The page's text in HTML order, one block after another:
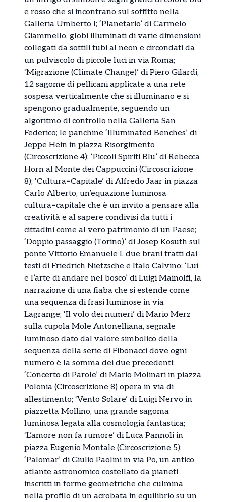
e rosso che si incontrano sul soffitto nella
Galleria Umberto I; ‘Planetario’ di Carmelo
Giammello, globi illuminati di varie dimensioni
collegati da sottili tubi al neon e circondati da
un pulviscolo di piccole luci in via Roma;
‘Migrazione (Climate Change)’ di Piero Gilardi,
12 sagome di pellicani applicate a una rete
sospesa verticalmente che si illuminano e si
spengono gradualmente, seguendo un
algoritmo di controllo nella Galleria San
Federico; le panchine ‘Illuminated Benches’ di
Jeppe Hein in piazza Risorgimento
(Circoscrizione 4); ‘Piccoli Spiriti Blu’ di Rebecca
Horn al Monte dei Cappuccini (Circoscrizione
8); ‘Cultura=Capitale’ di Alfredo Jaar in piazza
Carlo Alberto, un’equazione luminosa
cultura=capitale che è un invito a pensare alla
creatività e al sapere condivisi da tutti i
cittadini come al vero patrimonio di un Paese;
‘Doppio passaggio (Torino)’ di Josep Kosuth sul
ponte Vittorio Emanuele I, due brani tratti dai
testi di Friedrich Nietzsche e Italo Calvino; ‘Luì
e l’arte di andare nel bosco’ di Luigi Mainolfi, la
narrazione di una fiaba che si estende come
una sequenza di frasi luminose in via
Lagrange; ‘Il volo dei numeri’ di Mario Merz
sulla cupola Mole Antonelliana, segnale
luminoso dato dal valore simbolico della
sequenza della serie di Fibonacci dove ogni
numero è la somma dei due precedenti;
‘Concerto di Parole’ di Mario Molinari in piazza
Polonia (Circoscrizione 8) opera in via di
allestimento; ‘Vento Solare’ di Luigi Nervo in
piazzetta Mollino, una grande sagoma
luminosa legata alla cosmologia fantastica;
‘L’amore non fa rumore’ di Luca Pannoli in
piazza Eugenio Montale (Circoscrizione 5);
‘Palomar’ di Giulio Paolini in via Po, un antico
atlante astronomico costellato da pianeti
inscritti in forme geometriche che culmina
nella profilo di un acrobata in equilibrio su un